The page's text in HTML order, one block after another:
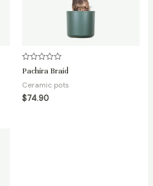
Avaliação
0
de
5
Pachira Braid
Ceramic pots
$74.90